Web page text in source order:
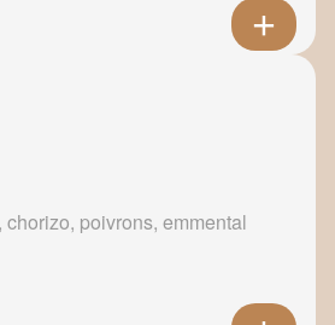
poivrons, emmental